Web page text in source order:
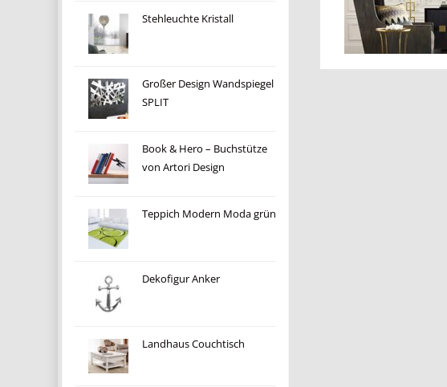
Stehleuchte Kristall
Großer Design Wandspiegel
SPLIT
Book & Hero – Buchstütze
von Artori Design
Teppich Modern Moda grün
Dekofigur Anker
Landhaus Couchtisch